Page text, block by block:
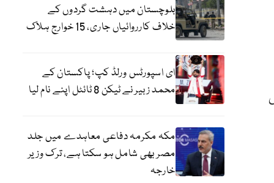
بلوچستان میں دہشت گردوں کے
خلاف کارروائیاں جاری، 15 خوارج ہلاک
ای اسپورٹس ورلڈ کپ؛ پاکستان کے
محمد زبیر نے ٹیکن 8 ٹائٹل اپنے نام لیا
مکہ مکرمہ دفاعی معاہدے میں جلد
مصر بھی شامل ہو سکتا ہے، ترک وزیر
خارجہ